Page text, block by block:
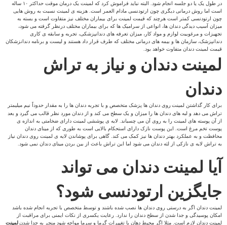
در طول یک یا دو جلسه انجام شود. البته نباید فراموش کرد که لمینت یک درمان موقت حداکثر ۱۰ ساله
است اما روش درمانی دیگری چون ارتودنسی مادام العمر است. هزینه ی لمینت نسبت به روش هایی
چون ارتودنسی کمتر است هرچند که قیمت لمینت برای بیماران مختلف نیز متفاوت است و بسته به
میزان آسیب دیدگی دندان ها، انواعی از سرامیک ها که برای بیماران مختلف درنظر گرفته می شود،
تجهیزات و مرغوبیت لوازم و مواد کار، میزان تعرفه های دندانپزشکی، تجربه و سابقه ی کاری
دندانپزشک، سازمان ها و بیمه های درمانی مختلف که طرف قرار داد هستند و لیست و برنامه دندانزشکان
قیمت لمینت دندان متفاوت خواهد بود.
لمینت دندان و نیاز به تراش
دندان
برای کار گذاشتن لمینتروی دندان ها پزشک متخصص و با تجربه دندان ها را به مقدار حدوداً نیم میلیمتر
تراش می دهد و لبه های دندان ها را میزان و یک سطح می کند و از دندان مورد نظر قالب می گیرد و بعد
از آن پوسته های لمینت را به روی آن می چسباند. لایه ی پوششی لمینت دارای ضخامتی به اندازه ی
پوست تخم مرغ است. این پوست نازک دارای استحکام بالایی است به طوری که از مینای دندان
محافظت و به عملکرد بهتر دندان ها نیز کمک می کند. گاهی برای پوشاندن لایه ی لمینت روی دندان نیاز
به تراش لایه ی نازکی از لثه دندان می شود اما این تراش باعث از بین بردن مینای دندان نمی شود.
آیا لمینت دندان می تواند
جایگزین ارتودنسی شود؟
لمینت دندان اگر به درستی روی دندان ها نصب شده باشند و توسط متخصص با تجربه انجام شده باشد
امکان پوسیدگی و جدا شدن از سطح دندان را ندارد. رعایت یکسری از نکات ایمنی برای مراقبت از
لمینت دندان لازم است. مثلا اگر محیط دهان با تغییرات گرما و سرما مواجه شود منجر به جدا شدنلمینت